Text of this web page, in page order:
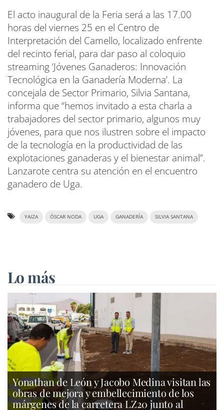
El acto inaugural de la Feria será a las 17.00
horas del viernes 25 en el Centro de
Interpretación del Camello, localizado enfrente
del recinto ferial, para dar paso al coloquio
streaming ‘Jóvenes Ganaderos: Innovación
Tecnológica en la Ganadería Moderna’. La
concejala de Sector Primario, Silvia Santana,
informa que “hemos invitado a esta charla a
trabajadores del sector primario, algunos muy
jóvenes, para que nos ilustren sobre el impacto
de la tecnología en la productividad de las
explotaciones ganaderas y el bienestar animal”.
Lanzarote centra su atención en el encuentro
ganadero de Uga.
YAIZA ÓSCAR NODA UGA GANADERÍA SILVIA SANTANA
Lo más
Yonathan de León y Jacobo Medina visitan las
obras de mejora y embellecimiento de los
márgenes de la carretera LZ20 junto al